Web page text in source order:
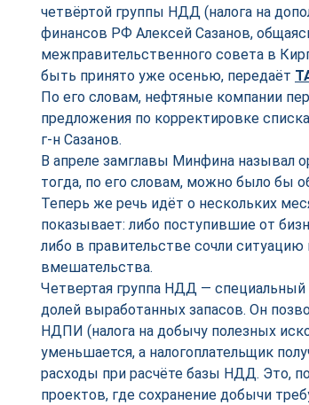
четвёртой группы НДД (налога на
финансов РФ Алексей Сазанов,
межправительственного совета в
быть принято уже осенью, передаёт
По его словам, нефтяные компании
предложения по корректировке
г-н Сазанов.
В апреле замглавы Минфина называл
тогда, по его словам, можно было бы
Теперь же речь идёт о нескольких
показывает: либо поступившие от
либо в правительстве сочли
вмешательства.
Четвертая группа НДД —
долей выработанных запасов. Он
НДПИ (налога на добычу полезных
уменьшается, а налогоплательщик
расходы при расчёте базы НДД. Это,
проектов, где сохранение добычи